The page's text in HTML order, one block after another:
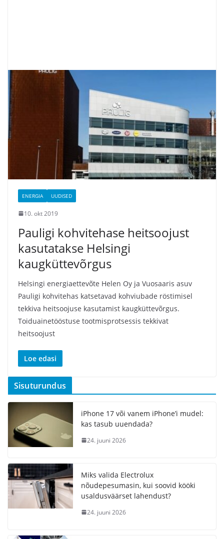
ENERGIA UUDISED
10. okt 2019
Pauligi kohvitehase heitsoojust
kasutatakse Helsingi
kaugküttevõrgus
Helsingi energiaettevõte Helen Oy ja Vuosaaris asuv
Pauligi kohvitehas katsetavad kohviubade röstimisel
tekkiva heitsoojuse kasutamist kaugküttevõrgus.
Toiduainetööstuse tootmisprotsessis tekkivat
heitsoojust
Loe edasi
Sisuturundus
iPhone 17 või vanem iPhone’i mudel:
kas tasub uuendada?
24. juuni 2026
Miks valida Electrolux
nõudepesumasin, kui soovid kööki
usaldusväärset lahendust?
24. juuni 2026